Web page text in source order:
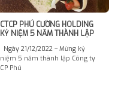
CTCP PHÚ CƯỜNG HOLDING
KỶ NIỆM 5 NĂM THÀNH LẬP
Ngày 21/12/2022 – Mừng kỷ
niệm 5 năm thành lập Công ty
CP Phú